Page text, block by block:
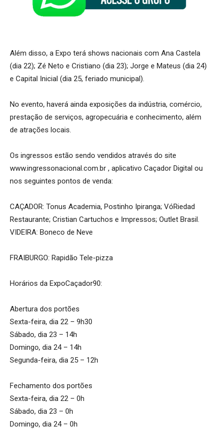
Além disso, a Expo terá shows nacionais com Ana Castela
(dia 22); Zé Neto e Cristiano (dia 23); Jorge e Mateus (dia 24)
e Capital Inicial (dia 25, feriado municipal).
No evento, haverá ainda exposições da indústria, comércio,
prestação de serviços, agropecuária e conhecimento, além
de atrações locais.
Os ingressos estão sendo vendidos através do site
www.ingressonacional.com.br , aplicativo Caçador Digital ou
nos seguintes pontos de venda:
CAÇADOR: Tonus Academia, Postinho Ipiranga; VóRiedad
Restaurante; Cristian Cartuchos e Impressos; Outlet Brasil.
VIDEIRA: Boneco de Neve
FRAIBURGO: Rapidão Tele-pizza
Horários da ExpoCaçador90:
Abertura dos portões
Sexta-feira, dia 22 – 9h30
Sábado, dia 23 – 14h
Domingo, dia 24 – 14h
Segunda-feira, dia 25 – 12h
Fechamento dos portões
Sexta-feira, dia 22 – 0h
Sábado, dia 23 – 0h
Domingo, dia 24 – 0h